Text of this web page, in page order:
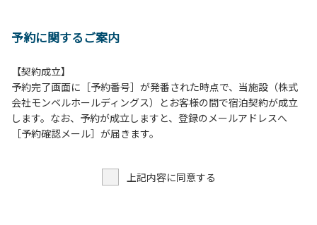
７.地面での直火による焚き火、BBQ、キャンプファイヤー
８.テラスでのBBQの利用後は、炭の鎮火の確認をお願いい
たします。
【団体宿泊棟ご利用上の注意事項ならびに禁止事項】
１.食堂や厨房の共用部の独占利用はご遠慮ください。
４.調度品などの持ち出しはしないでください。
予約に関するご案内
【契約成立】
予約完了画面に［予約番号］が発番された時点で、当施設（株式
会社モンベルホールディングス）とお客様の間で宿泊契約が成立
します。なお、予約が成立しますと、登録のメールアドレスへ
［予約確認メール］が届きます。
上記内容に同意する